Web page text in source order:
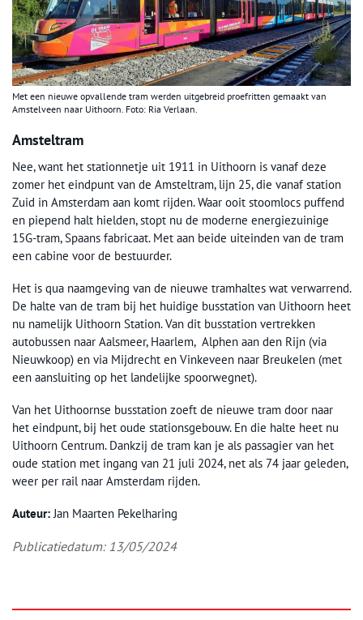
Met een nieuwe opvallende tram werden uitgebreid proefritten gemaakt van
Amstelveen naar Uithoorn. Foto: Ria Verlaan.
Amsteltram
Nee, want het stationnetje uit 1911 in Uithoorn is vanaf deze
zomer het eindpunt van de Amsteltram, lijn 25, die vanaf station
Zuid in Amsterdam aan komt rijden. Waar ooit stoomlocs puffend
en piepend halt hielden, stopt nu de moderne energiezuinige
15G-tram, Spaans fabricaat. Met aan beide uiteinden van de tram
een cabine voor de bestuurder.
Het is qua naamgeving van de nieuwe tramhaltes wat verwarrend.
De halte van de tram bij het huidige busstation van Uithoorn heet
nu namelijk Uithoorn Station. Van dit busstation vertrekken
autobussen naar Aalsmeer, Haarlem, Alphen aan den Rijn (via
Nieuwkoop) en via Mijdrecht en Vinkeveen naar Breukelen (met
een aansluiting op het landelijke spoorwegnet).
Van het Uithoornse busstation zoeft de nieuwe tram door naar
het eindpunt, bij het oude stationsgebouw. En die halte heet nu
Uithoorn Centrum. Dankzij de tram kan je als passagier van het
oude station met ingang van 21 juli 2024, net als 74 jaar geleden,
weer per rail naar Amsterdam rijden.
Auteur:Jan Maarten Pekelharing
Publicatiedatum: 13/05/2024